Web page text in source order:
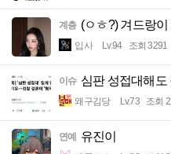
계층 (ㅇㅎ?) 겨드랑
입사 Lv.94 조회 3291
이슈 심판 성접대해도
왜구김당 Lv.73 조회
연예 유진이